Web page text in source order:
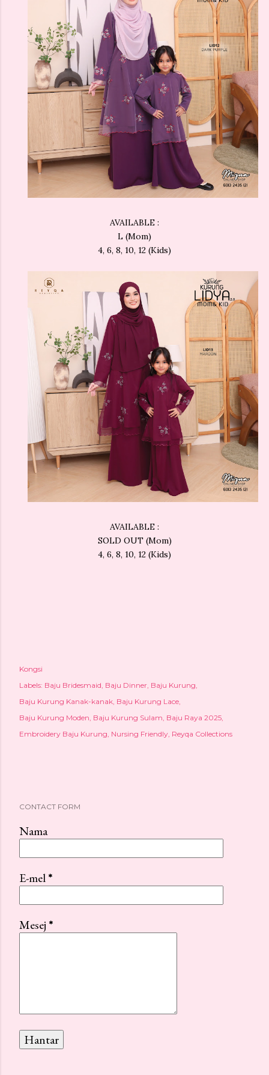
AVAILABLE :
L (Mom)
4, 6, 8, 10, 12 (Kids)
AVAILABLE :
SOLD OUT (Mom)
4, 6, 8, 10, 12 (Kids)
Kongsi
Labels: Baju Bridesmaid Baju Dinner Baju Kurung
Baju Kurung Kanak-kanak Baju Kurung Lace
Baju Kurung Moden Baju Kurung Sulam Baju Raya 2025
Embroidery Baju Kurung Nursing Friendly Reyqa Collections
CONTACT FORM
Nama
E-mel*
Mesej *